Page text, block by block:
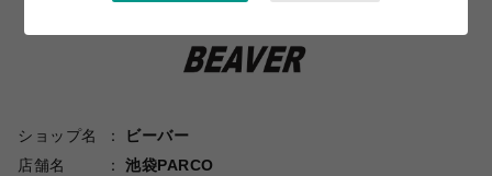
ショップ名
ビーバー
店舗名
池袋PARCO